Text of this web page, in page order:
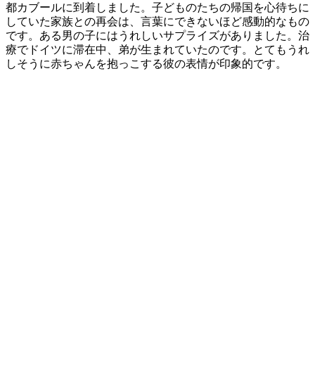
都カブールに到着しました。子どものたちの帰国を心待ちに
していた家族との再会は、言葉にできないほど感動的なもの
です。ある男の子にはうれしいサプライズがありました。治
療でドイツに滞在中、弟が生まれていたのです。とてもうれ
しそうに赤ちゃんを抱っこする彼の表情が印象的です。